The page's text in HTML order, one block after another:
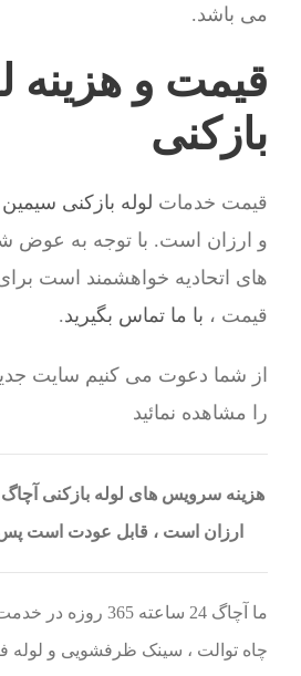
می باشد.
قیمت و هزینه
بازکنی
قیمت خدمات لوله بازکنی
و ارزان است. با توجه به عوض
های اتحادیه خواهشمند است
قیمت ، با ما تماس بگیرید.
از شما دعوت می کنیم سایت
را مشاهده نمائید
هزینه سرویس های لوله بازکنی آچاگ
ارزان است ، قابل عودت است
ما آچاگ 24 ساعته
چاه توالت ، سینک ظرفشویی و لوله